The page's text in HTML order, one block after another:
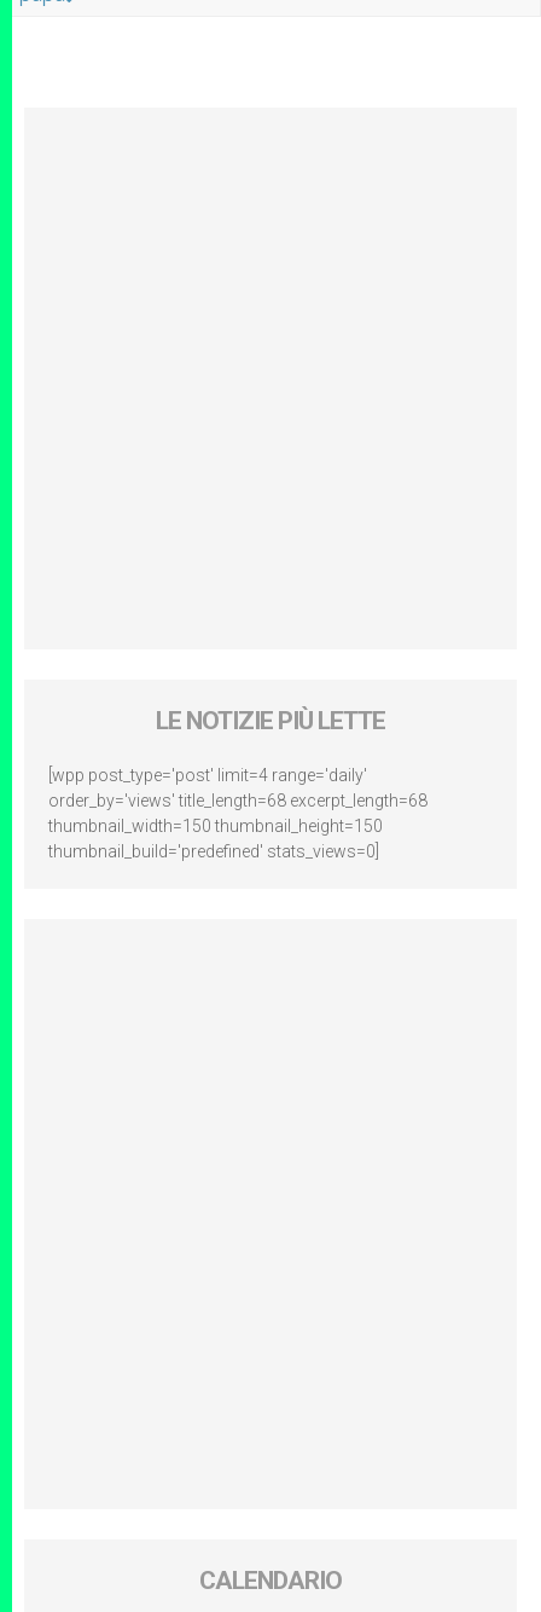
LE NOTIZIE PIÙ LETTE
[wpp post_type='post' limit=4 range='daily'
order_by='views' title_length=68 excerpt_length=68
thumbnail_width=150 thumbnail_height=150
thumbnail_build='predefined' stats_views=0]
CALENDARIO